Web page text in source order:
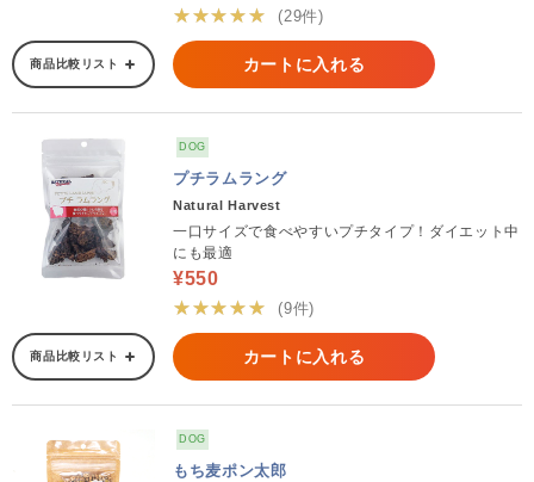
★★★★★
(29件)
商品比較リスト カートに入れる
DOG
プチラムラング
Natural Harvest
一口サイズで食べやすいプチタイプ！ダイエット中
にも最適
¥550
★★★★★
(9件)
商品比較リスト カートに入れる
DOG
もち麦ポン太郎